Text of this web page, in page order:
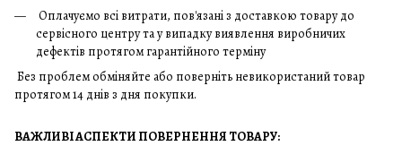
Оплачуємо всі витрати, пов'язані з доставкою товару до
сервісного центру та у випадку виявлення виробничих
дефектів протягом гарантійного терміну
Без проблем обміняйте або поверніть невикористаний товар
протягом 14 днів з дня покупки.
ВАЖЛИВІ АСПЕКТИ ПОВЕРНЕННЯ ТОВАРУ: